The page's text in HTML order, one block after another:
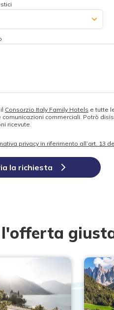
Consorzio Italy Family Hotels e tutte
comunicazioni commerciali. Potrò
ricevute.
privacy in riferimento all’art. 13
la richiesta